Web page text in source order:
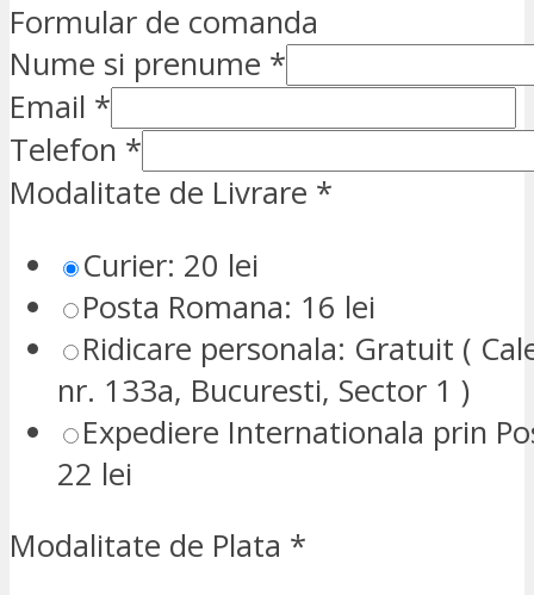
Formular de comanda
Nume si prenume *
Email *
Telefon *
Modalitate de Livrare *
Curier: 20 lei
Posta Romana: 16 lei
Ridicare personala: Gratuit (
nr. 133a, Bucuresti, Sector 1 )
Expediere Internationala prin
22 lei
Modalitate de Plata *